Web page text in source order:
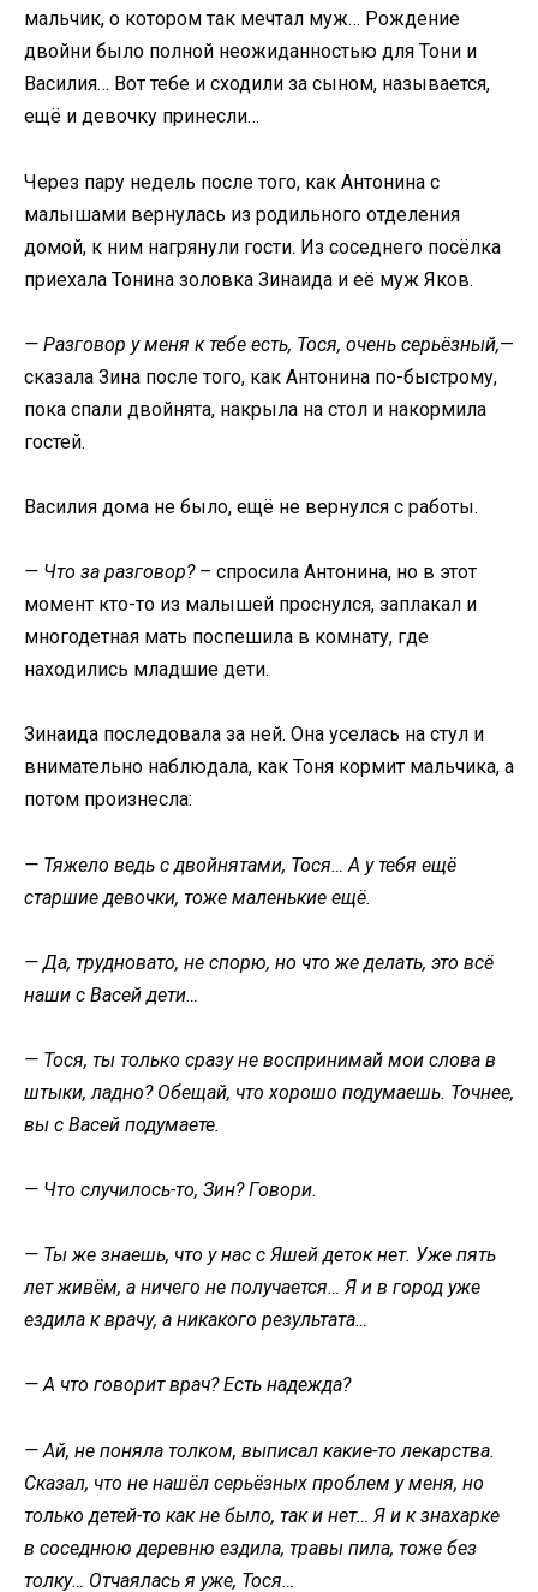
мальчик, о котором так мечтал муж… Рождение
двойни было полной неожиданностью для Тони и
Василия… Вот тебе и сходили за сыном, называется,
ещё и девочку принесли…
Через пару недель после того, как Антонина с
малышами вернулась из родильного отделения
домой, к ним нагрянули гости. Из соседнего посёлка
приехала Тонина золовка Зинаида и её муж Яков.
— Разговор у меня к тебе есть, Тося, очень серьёзный,—
сказала Зина после того, как Антонина по-быстрому,
пока спали двойнята, накрыла на стол и накормила
гостей.
Василия дома не было, ещё не вернулся с работы.
— Что за разговор?– спросила Антонина, но в этот
момент кто-то из малышей проснулся, заплакал и
многодетная мать поспешила в комнату, где
находились младшие дети.
Зинаида последовала за ней. Она уселась на стул и
внимательно наблюдала, как Тоня кормит мальчика, а
потом произнесла:
— Тяжело ведь с двойнятами, Тося… А у тебя ещё
старшие девочки, тоже маленькие ещё.
— Да, трудновато, не спорю, но что же делать, это всё
наши с Васей дети…
— Тося, ты только сразу не воспринимай мои слова в
штыки, ладно? Обещай, что хорошо подумаешь. Точнее,
вы с Васей подумаете.
— Что случилось-то, Зин? Говори.
— Ты же знаешь, что у нас с Яшей деток нет. Уже пять
лет живём, а ничего не получается… Я и в город уже
ездила к врачу, а никакого результата…
— А что говорит врач? Есть надежда?
— Ай, не поняла толком, выписал какие-то лекарства.
Сказал, что не нашёл серьёзных проблем у меня, но
только детей-то как не было, так и нет… Я и к знахарке
в соседнюю деревню ездила, травы пила, тоже без
толку… Отчаялась я уже, Тося…